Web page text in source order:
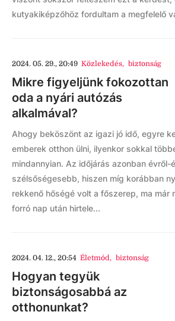
kutyakiképzőhöz fordultam a megfelelő
2024. 05. 29., 20:49 Közlekedés, biztonság
Mikre figyeljünk fokozottan
oda a nyári autózás
alkalmával?
Ahogy beköszönt az igazi jó idő, egyre
emberek otthon ülni, ilyenkor sokkal
mindannyian. Az időjárás azonban évről-
szélsőségesebb, hiszen míg korábban
rekkenő hőségé volt a főszerep, ma már
forró nap után hirtele...
2024. 04. 12., 20:54 Életmód, biztonság
Hogyan tegyük
biztonságosabbá az
otthonunkat?